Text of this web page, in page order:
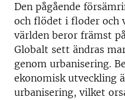
Den pågående
och flödet i floder och
världen beror främst
Globalt sett ändras
genom urbanisering.
ekonomisk utveckling
urbanisering, vilket